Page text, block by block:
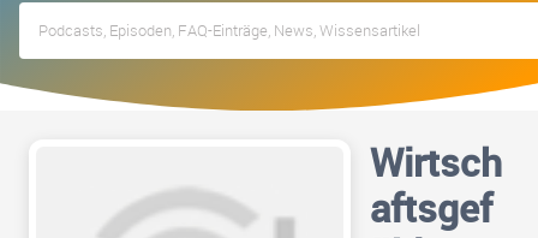
Wirtsch
aftsgef